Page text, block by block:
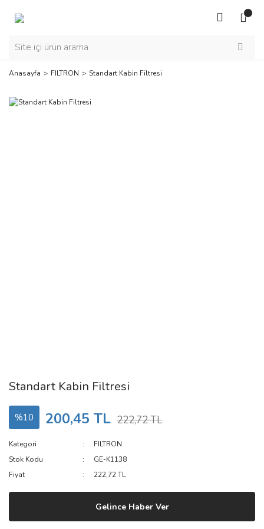
Anasayfa FILTRON Standart Kabin Filtresi
Standart Kabin Filtresi
%10 200,45 TL 222,72 TL
Kategori
FILTRON
Stok Kodu
GE-K1138
Fiyat
222,72 TL
Gelince Haber Ver